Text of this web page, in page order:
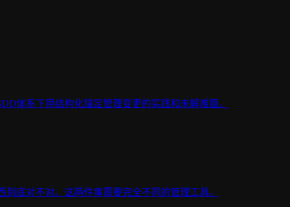
体系下用结构化锚定管理变更的实践和未解难题。
底对不对。这两件事需要完全不同的管理工具。